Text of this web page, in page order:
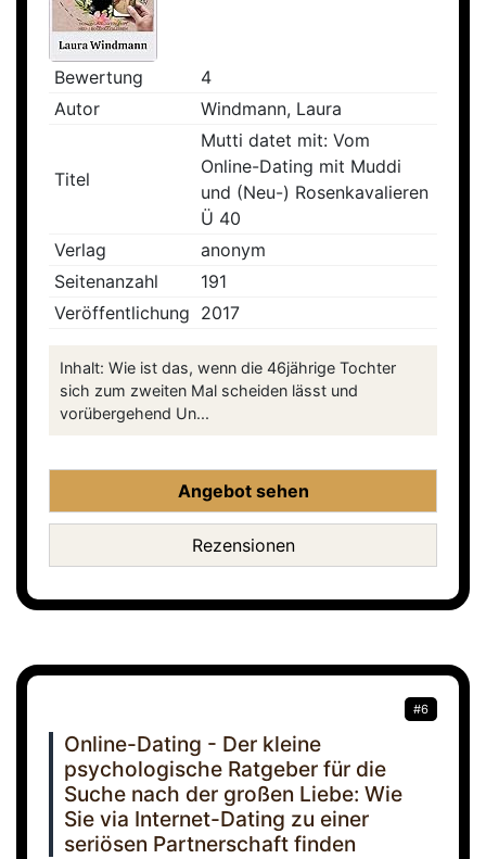
Bewertung
4
Autor
Windmann, Laura
Titel
Mutti datet mit: Vom
Online-Dating mit Muddi
und (Neu-) Rosenkavalieren
Ü 40
Verlag
anonym
Seitenanzahl
191
Veröffentlichung 2017
Inhalt: Wie ist das, wenn die 46jährige Tochter
sich zum zweiten Mal scheiden lässt und
vorübergehend Un...
Angebot sehen
Rezensionen
#6
Online-Dating - Der kleine
psychologische Ratgeber für die
Suche nach der großen Liebe: Wie
Sie via Internet-Dating zu einer
seriösen Partnerschaft finden